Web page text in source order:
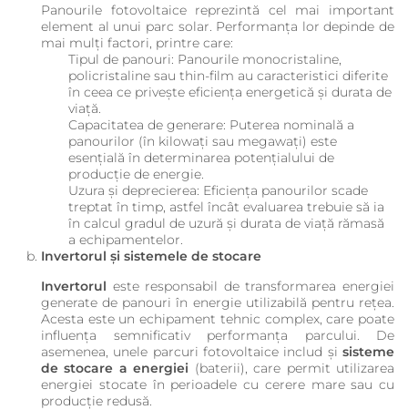
Panourile fotovoltaice reprezintă cel mai important
element al unui parc solar. Performanța lor depinde de
mai mulți factori, printre care:
Tipul de panouri: Panourile monocristaline,
policristaline sau thin-film au caracteristici diferite
în ceea ce privește eficiența energetică și durata de
viață.
Capacitatea de generare: Puterea nominală a
panourilor (în kilowați sau megawați) este
esențială în determinarea potențialului de
producție de energie.
Uzura și deprecierea: Eficiența panourilor scade
treptat în timp, astfel încât evaluarea trebuie să ia
în calcul gradul de uzură și durata de viață rămasă
a echipamentelor.
Invertorul și sistemele de stocare
Invertorul este responsabil de transformarea energiei
generate de panouri în energie utilizabilă pentru rețea.
Acesta este un echipament tehnic complex, care poate
influența semnificativ performanța parcului. De
asemenea, unele parcuri fotovoltaice includ și sisteme
de stocare a energiei (baterii), care permit utilizarea
energiei stocate în perioadele cu cerere mare sau cu
producție redusă.